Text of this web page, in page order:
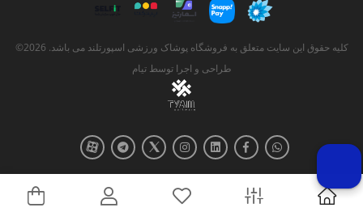
کلیه حقوق این سایت متعلق به فروشگاه پوشاک ورزشی اسپورتلند می باشد. 2026©
طراحی و اجرا توسطتیام